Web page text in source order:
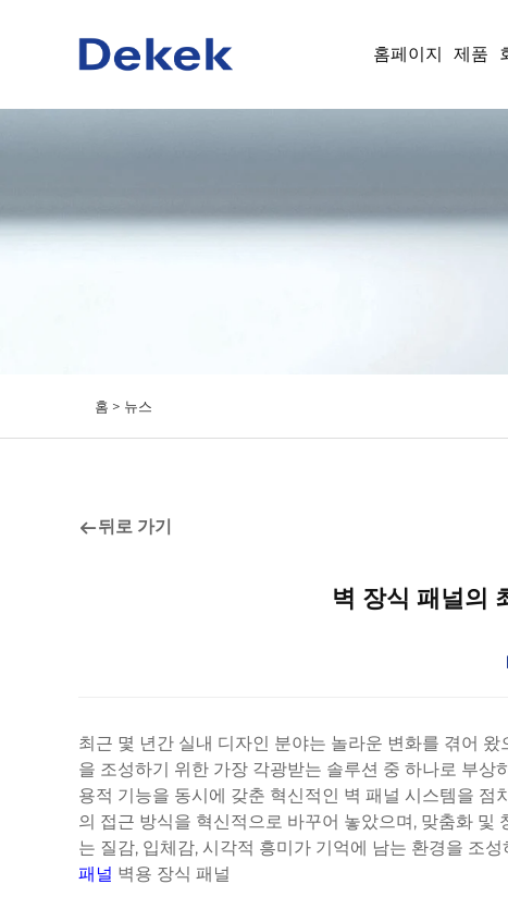
홈페이지 제품
홈 > 뉴스
뒤로 가기
벽 장식 패널의
최근 몇 년간 실내 디자인 분야는 놀라운 변화를 겪어 왔
을 조성하기 위한 가장 각광받는 솔루션 중 하나로 부
용적 기능을 동시에 갖춘 혁신적인 벽 패널 시스템을
의 접근 방식을 혁신적으로 바꾸어 놓았으며, 맞춤화
는 질감, 입체감, 시각적 흥미가 기억에 남는 환경을 조
패널 벽용 장식 패널